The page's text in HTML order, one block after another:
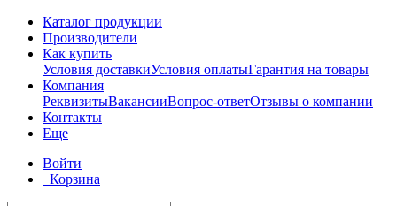
Каталог продукции
Производители
Как купить
Условия доставкиУсловия оплатыГарантия на товары
Компания
РеквизитыВакансииВопрос-ответОтзывы о компании
Контакты
Еще
Войти
Корзина